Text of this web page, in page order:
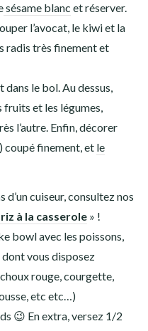
sésame blanc et réserver.
l’avocat, le kiwi et la
radis très finement et
le bol. Au dessus,
et les légumes,
l’autre. Enfin, décorer
coupé finement, et le
d’un cuiseur, consultez nos
à la casserole » !
bowl avec les poissons,
vous disposez
rouge, courgette,
etc etc…)
😉 En extra, versez 1/2